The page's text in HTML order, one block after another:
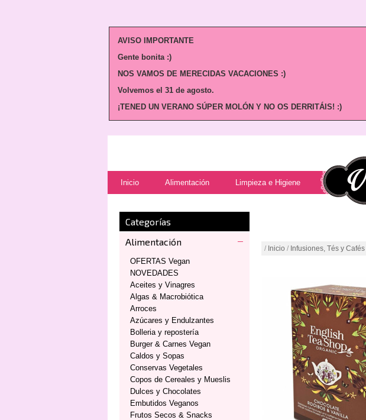
AVISO IMPORTANTE
Gente bonita :)
NOS VAMOS DE MERECIDAS VACACIONES :)
Volvemos el 31 de agosto.
¡TENED UN VERANO SÚPER MOLÓN Y NO OS DERRITÁIS! :)
Inicio Alimentación Limpieza e Higiene
Categorías
Alimentación
OFERTAS Vegan
NOVEDADES
Aceites y Vinagres
Algas & Macrobiótica
Arroces
Azúcares y Endulzantes
Bolleria y repostería
Burger & Carnes Vegan
Caldos y Sopas
Conservas Vegetales
Copos de Cereales y Mueslis
Dulces y Chocolates
Embutidos Veganos
Frutos Secos & Snacks
/ Inicio / Infusiones, Tés y Cafés